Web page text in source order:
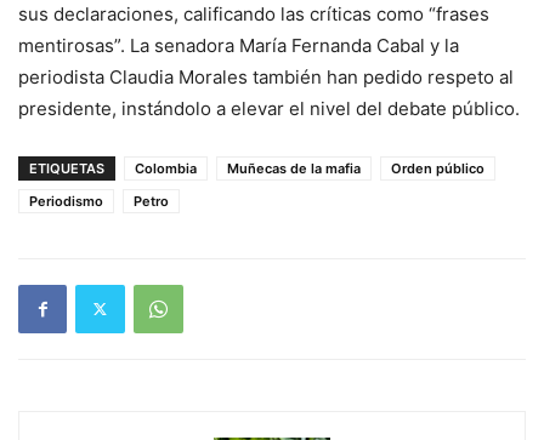
sus declaraciones, calificando las críticas como “frases
mentirosas”. La senadora María Fernanda Cabal y la
periodista Claudia Morales también han pedido respeto al
presidente, instándolo a elevar el nivel del debate público.
ETIQUETAS Colombia Muñecas de la mafia
Orden público
Periodismo
Petro